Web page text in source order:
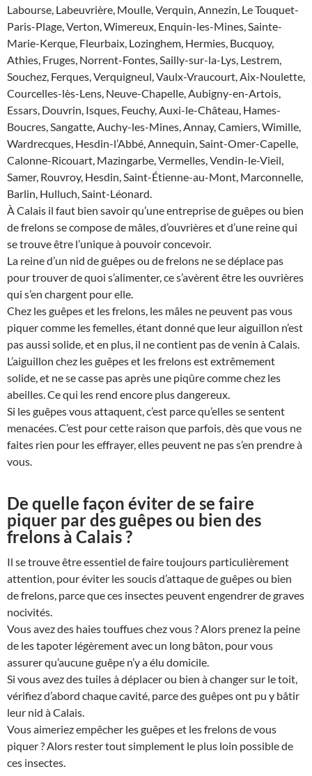
Labourse, Labeuvrière, Moulle, Verquin, Annezin, Le Touquet-
Paris-Plage, Verton, Wimereux, Enquin-les-Mines, Sainte-
Marie-Kerque, Fleurbaix, Lozinghem, Hermies, Bucquoy,
Athies, Fruges, Norrent-Fontes, Sailly-sur-la-Lys, Lestrem,
Souchez, Ferques, Verquigneul, Vaulx-Vraucourt, Aix-Noulette,
Courcelles-lès-Lens, Neuve-Chapelle, Aubigny-en-Artois,
Essars, Douvrin, Isques, Feuchy, Auxi-le-Château, Hames-
Boucres, Sangatte, Auchy-les-Mines, Annay, Camiers, Wimille,
Wardrecques, Hesdin-l’Abbé, Annequin, Saint-Omer-Capelle,
Calonne-Ricouart, Mazingarbe, Vermelles, Vendin-le-Vieil,
Samer, Rouvroy, Hesdin, Saint-Étienne-au-Mont, Marconnelle,
Barlin, Hulluch, Saint-Léonard.
À Calais il faut bien savoir qu’une entreprise de guêpes ou bien
de frelons se compose de mâles, d’ouvrières et d’une reine qui
se trouve être l’unique à pouvoir concevoir.
La reine d’un nid de guêpes ou de frelons ne se déplace pas
pour trouver de quoi s’alimenter, ce s’avèrent être les ouvrières
qui s’en chargent pour elle.
Chez les guêpes et les frelons, les mâles ne peuvent pas vous
piquer comme les femelles, étant donné que leur aiguillon n’est
pas aussi solide, et en plus, il ne contient pas de venin à Calais.
L’aiguillon chez les guêpes et les frelons est extrêmement
solide, et ne se casse pas après une piqûre comme chez les
abeilles. Ce qui les rend encore plus dangereux.
Si les guêpes vous attaquent, c’est parce qu’elles se sentent
menacées. C’est pour cette raison que parfois, dès que vous ne
faites rien pour les effrayer, elles peuvent ne pas s’en prendre à
vous.
De quelle façon éviter de se faire
piquer par des guêpes ou bien des
frelons à Calais ?
Il se trouve être essentiel de faire toujours particulièrement
attention, pour éviter les soucis d’attaque de guêpes ou bien
de frelons, parce que ces insectes peuvent engendrer de graves
nocivités.
Vous avez des haies touffues chez vous ? Alors prenez la peine
de les tapoter légèrement avec un long bâton, pour vous
assurer qu’aucune guêpe n’y a élu domicile.
Si vous avez des tuiles à déplacer ou bien à changer sur le toit,
vérifiez d’abord chaque cavité, parce des guêpes ont pu y bâtir
leur nid à Calais.
Vous aimeriez empêcher les guêpes et les frelons de vous
piquer ? Alors rester tout simplement le plus loin possible de
ces insectes.